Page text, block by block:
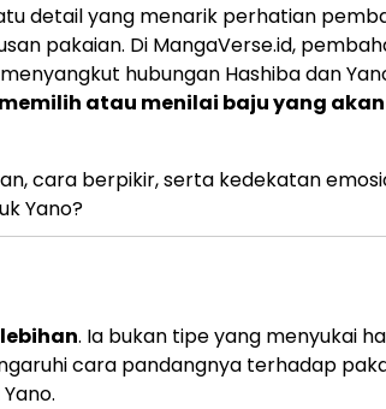
detail yang menarik perhatian
pakaian. Di MangaVerse.id,
hubungan Hashiba dan
atau menilai baju yang akan
cara berpikir, serta kedekatan
Yano?
. Ia bukan tipe yang menyukai
cara pandangnya terhadap